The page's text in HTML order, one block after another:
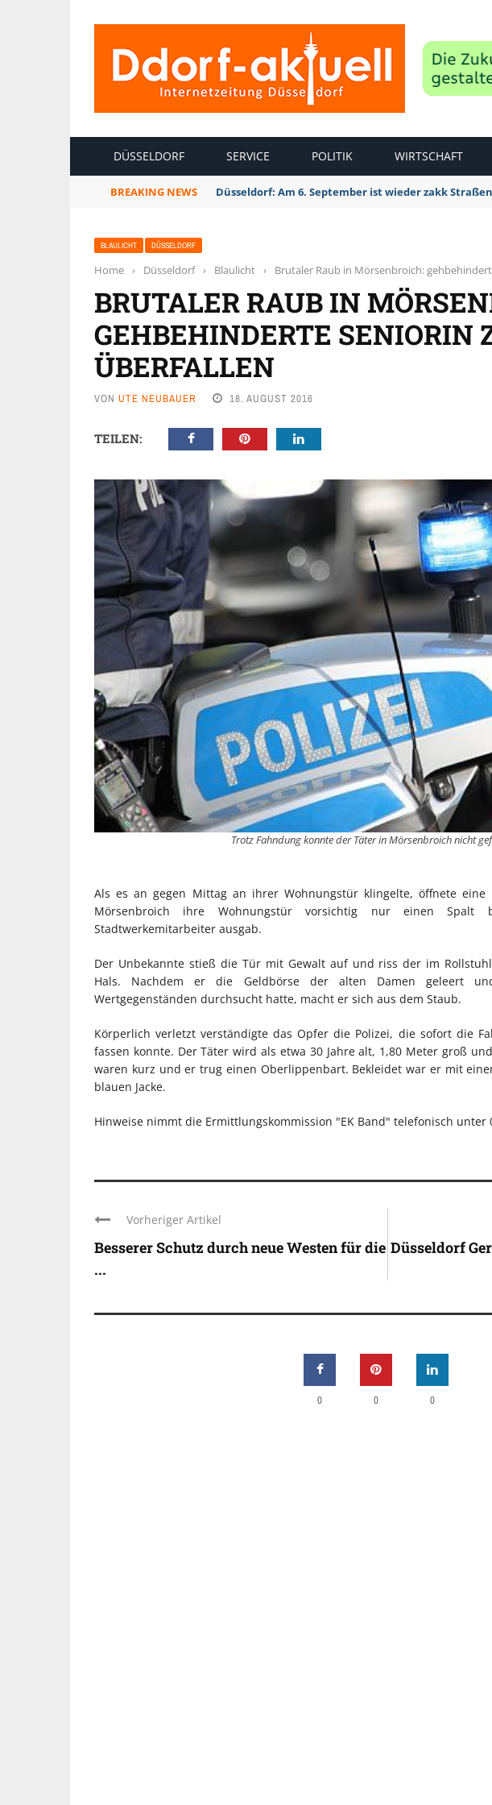
DÜSSELDORF SERVICE POLITIK WIRTSCHAFT
BREAKING NEWS Düsseldorf: Am 6. September ist wieder zakk
BLAULICHT DÜSSELDORF
Home › Düsseldorf › Blaulicht › Brutaler Raub in Mörsenbroich:
BRUTALER RAUB IN
GEHBEHINDERTE SENIORIN
ÜBERFALLEN
VON UTE NEUBAUER 18. AUGUST 2016
TEILEN:
Trotz Fahndung konnte der Täter in Mörsenbroich nicht
Als es an gegen Mittag an ihrer Wohnungstür klingelte, öffnete eine
Mörsenbroich ihre Wohnungstür vorsichtig nur einen
Stadtwerkemitarbeiter ausgab.
Der Unbekannte stieß die Tür mit Gewalt auf und riss der im
Hals. Nachdem er die Geldbörse der alten Damen geleert
Wertgegenständen durchsucht hatte, macht er sich aus dem Staub.
Körperlich verletzt verständigte das Opfer die Polizei, die sofort die
fassen konnte. Der Täter wird als etwa 30 Jahre alt, 1,80 Meter groß
waren kurz und er trug einen Oberlippenbart. Bekleidet war er mit
blauen Jacke.
Hinweise nimmt die Ermittlungskommission "EK Band" telefonisch unter
Vorheriger Artikel
Besserer Schutz durch neue Westen für die
...
Düsseldorf
0 0 0